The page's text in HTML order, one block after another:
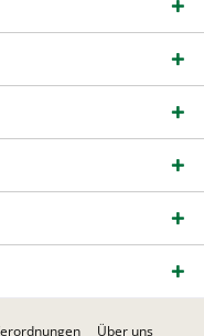
Über uns